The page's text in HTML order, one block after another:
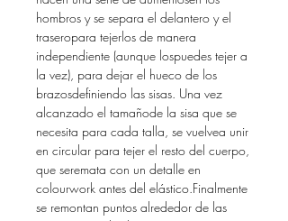
hombros y se separa el delantero y el
traseropara tejerlos de manera
independiente (aunque lospuedes tejer a
la vez), para dejar el hueco de los
brazosdefiniendo las sisas. Una vez
alcanzado el tamañode la sisa que se
necesita para cada talla, se vuelvea unir
en circular para tejer el resto del cuerpo,
que seremata con un detalle en
colourwork antes del elástico.Finalmente
se remontan puntos alrededor de las